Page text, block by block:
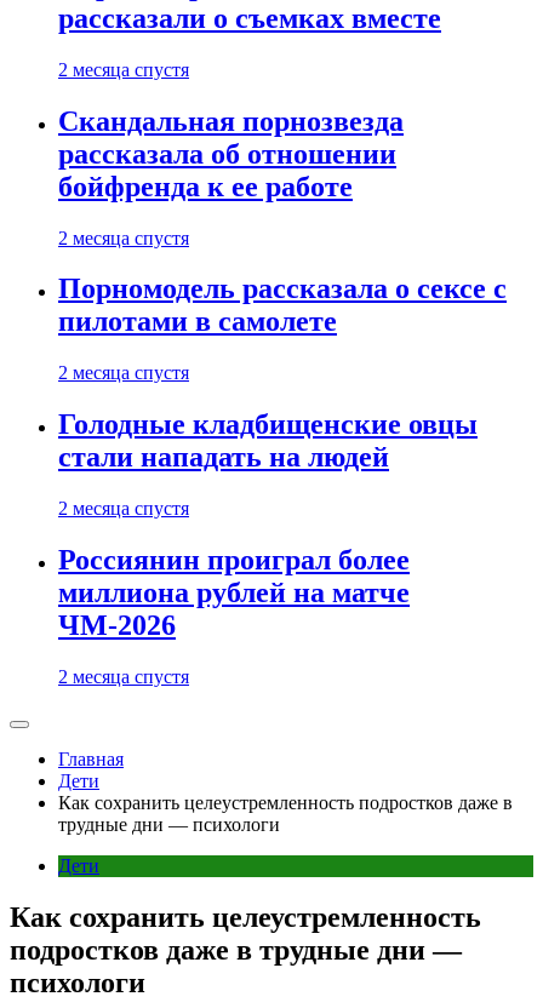
рассказали о съемках вместе
2 месяца спустя
Скандальная порнозвезда
рассказала об отношении
бойфренда к ее работе
2 месяца спустя
Порномодель рассказала о сексе с
пилотами в самолете
2 месяца спустя
Голодные кладбищенские овцы
стали нападать на людей
2 месяца спустя
Россиянин проиграл более
миллиона рублей на матче
ЧМ-2026
2 месяца спустя
Главная
Дети
Как сохранить целеустремленность подростков даже в
трудные дни — психологи
Дети
Как сохранить целеустремленность
подростков даже в трудные дни —
психологи